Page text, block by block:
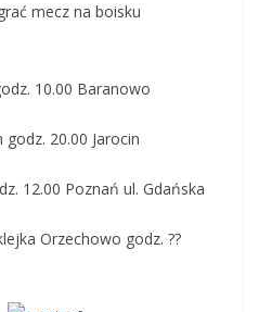
mecz na boisku
10.00 Baranowo
godz. 20.00 Jarocin
12.00 Poznań ul. Gdańska
Orzechowo godz. ??